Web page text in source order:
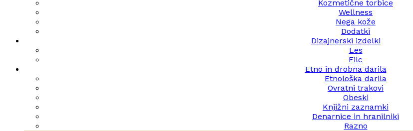
Kozmetične torbice
Wellness
Nega kože
Dodatki
Dizajnerski izdelki
Les
Filc
Etno in drobna darila
Etnološka darila
Ovratni trakovi
Obeski
Knjižni zaznamki
Denarnice in hranilniki
Razno